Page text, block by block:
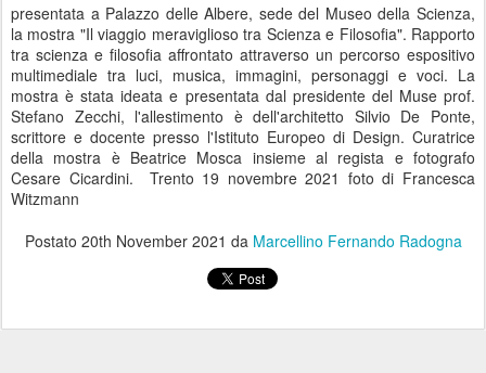
presentata a Palazzo delle Albere, sede del Museo della Scienza,
la mostra "Il viaggio meraviglioso tra Scienza e Filosofia". Rapporto
tra scienza e filosofia affrontato attraverso un percorso espositivo
multimediale tra luci, musica, immagini, personaggi e voci. La
mostra è stata ideata e presentata dal presidente del Muse prof.
Stefano Zecchi, l'allestimento è dell'architetto Silvio De Ponte,
scrittore e docente presso l'Istituto Europeo di Design. Curatrice
della mostra è Beatrice Mosca insieme al regista e fotografo
Cesare Cicardini. Trento 19 novembre 2021 foto di Francesca
Witzmann
Postato 20th November 2021 da Marcellino Fernando Radogna